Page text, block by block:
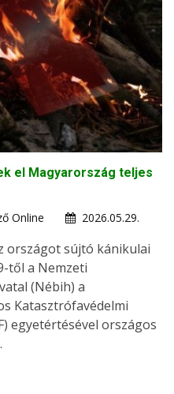
el Magyarország teljes
Online
2026.05.29.
országot sújtó kánikulai
től a Nemzeti
(Nébih) a
Katasztrófavédelmi
egyetértésével országos